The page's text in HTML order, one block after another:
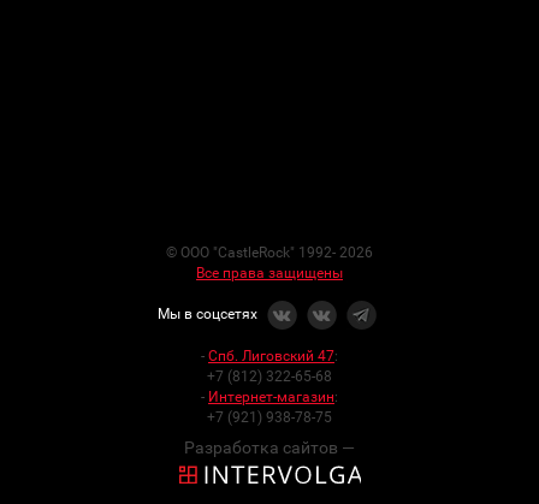
© ООО "CastleRock" 1992- 2026
Все права защищены
Мы в соцсетях
- Спб. Лиговский 47:
+7 (812) 322-65-68
- Интернет-магазин:
+7 (921) 938-78-75
Разработка сайтов —